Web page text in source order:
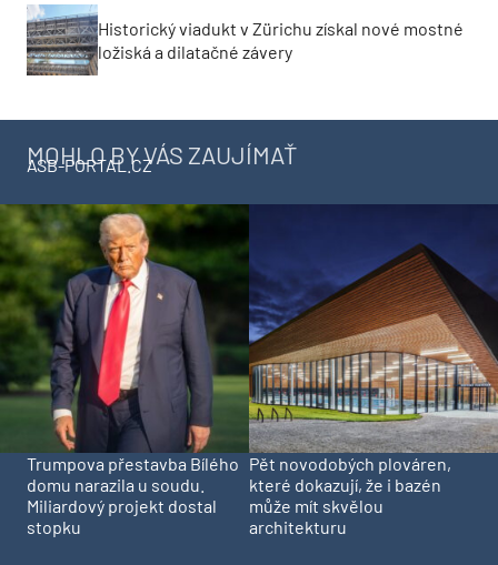
Historický viadukt v Zürichu získal nové mostné
ložiská a dilatačné závery
MOHLO BY VÁS ZAUJÍMAŤ
ASB-PORTAL.CZ
Trumpova přestavba Bílého
domu narazila u soudu.
Miliardový projekt dostal
stopku
Pět novodobých plováren,
které dokazují, že i bazén
může mít skvělou
architekturu